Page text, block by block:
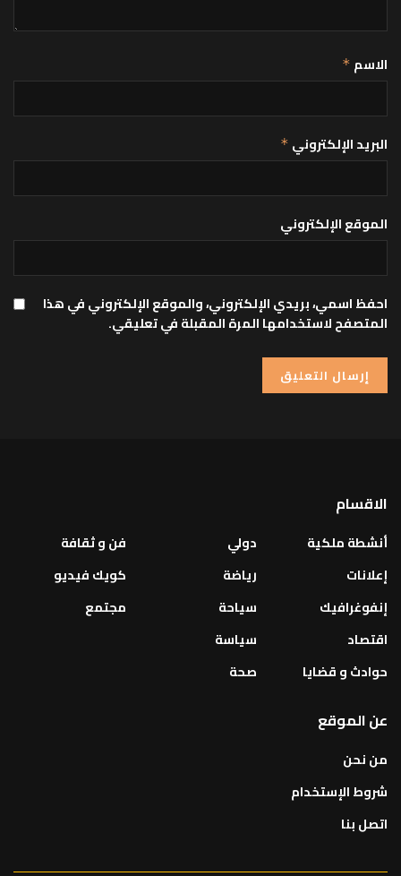
الاسم *
البريد الإلكتروني *
الموقع الإلكتروني
احفظ اسمي، بريدي الإلكتروني، والموقع الإلكتروني في هذا
المتصفح لاستخدامها المرة المقبلة في تعليقي.
الاقسام
أنشطة ملكية
إعلانات
إنفوغرافيك
اقتصاد
حوادث و قضايا
دولي
رياضة
سياحة
سياسة
صحة
فن و ثقافة
كويك فيديو
مجتمع
عن الموقع
من نحن
شروط الإستخدام
اتصل بنا